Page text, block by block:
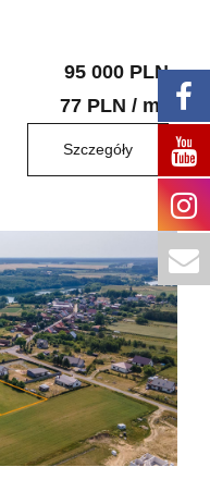
95 000 PLN
77 PLN / m
Szczegóły